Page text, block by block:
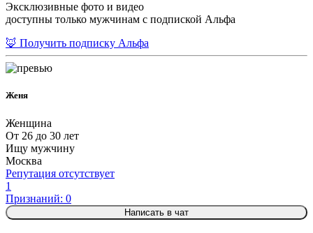
Эксклюзивные фото и видео
доступны только мужчинам с подпиской Альфа
🦊 Получить подписку Альфа
Женя
Женщина
От 26 до 30 лет
Ищу мужчину
Москва
Репутация отсутствует
1
Признаний: 0
Написать в чат